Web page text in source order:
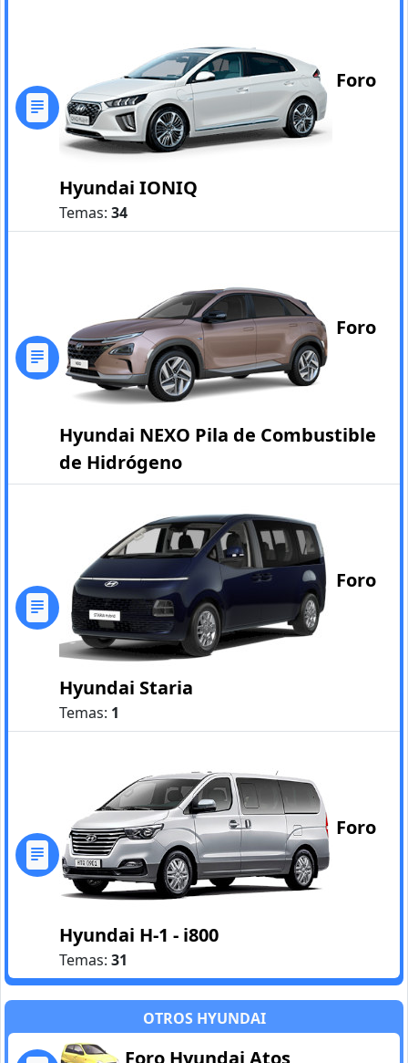
Foro
Hyundai IONIQ
Temas: 34
Foro
Hyundai NEXO Pila de Combustible
de Hidrógeno
Foro
Hyundai Staria
Temas: 1
Foro
Hyundai H-1 - i800
Temas: 31
OTROS HYUNDAI
Foro Hyundai Atos